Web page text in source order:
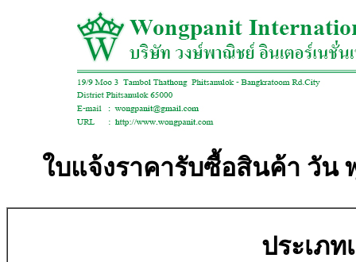
ใบแจ้งราคารับซื้อสินค้า วัน
ประเภท